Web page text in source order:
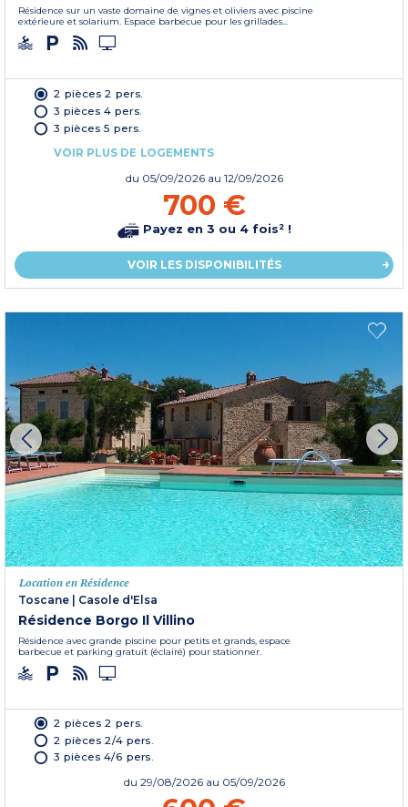
Résidence sur un vaste domaine de vignes et oliviers avec piscine
extérieure et solarium. Espace barbecue pour les grillades...
2 pièces 2 pers.
3 pièces 4 pers.
3 pièces 5 pers.
VOIR PLUS DE LOGEMENTS
du 05/09/2026 au 12/09/2026
700 €
Payez en 3 ou 4 fois² !
VOIR LES DISPONIBILITÉS
Location en Résidence
Toscane | Casole d'Elsa
Résidence Borgo Il Villino
Résidence avec grande piscine pour petits et grands, espace
barbecue et parking gratuit (éclairé) pour stationner.
2 pièces 2 pers.
2 pièces 2/4 pers.
3 pièces 4/6 pers.
du 29/08/2026 au 05/09/2026